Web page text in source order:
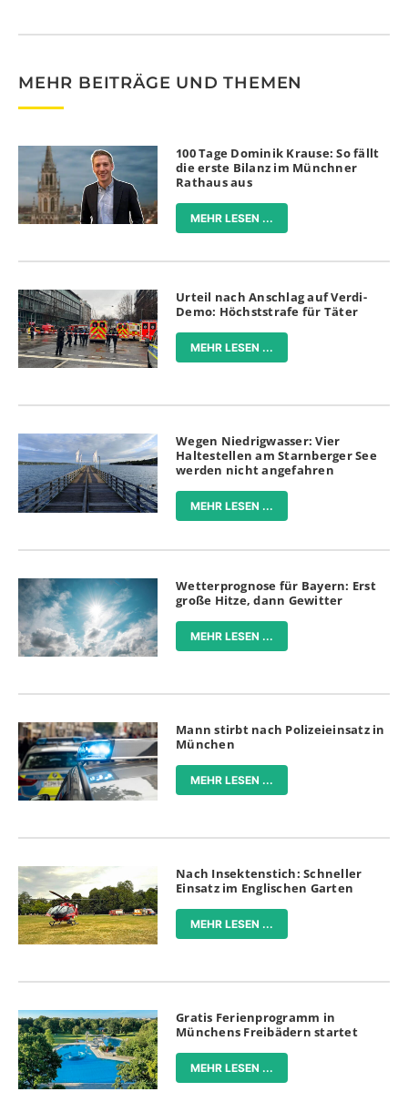
MEHR BEITRÄGE UND THEMEN
100 Tage Dominik Krause: So fällt
die erste Bilanz im Münchner
Rathaus aus
MEHR LESEN ...
Urteil nach Anschlag auf Verdi-
Demo: Höchststrafe für Täter
MEHR LESEN ...
Wegen Niedrigwasser: Vier
Haltestellen am Starnberger See
werden nicht angefahren
MEHR LESEN ...
Wetterprognose für Bayern: Erst
große Hitze, dann Gewitter
MEHR LESEN ...
Mann stirbt nach Polizeieinsatz in
München
MEHR LESEN ...
Nach Insektenstich: Schneller
Einsatz im Englischen Garten
MEHR LESEN ...
Gratis Ferienprogramm in
Münchens Freibädern startet
MEHR LESEN ...